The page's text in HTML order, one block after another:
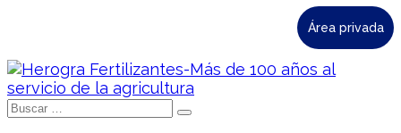
Área privada